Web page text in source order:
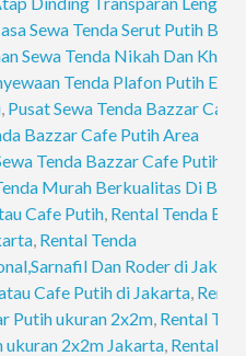
Sewa Tenda Serut Putih Biru
Sewa Tenda Nikah Dan Khitan
Tenda Plafon Putih
Pusat Sewa Tenda Bazzar Cafe
Bazzar Cafe Putih Area
Tenda Bazzar Cafe Putih
Murah Berkualitas Di
Cafe Putih Rental Tenda
Rental Tenda
Dan Roder di
Cafe Putih di Jakarta Rental
Putih ukuran 2x2m Rental
ukuran 2x2m Jakarta Rental